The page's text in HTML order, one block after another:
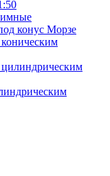
конус Морзе